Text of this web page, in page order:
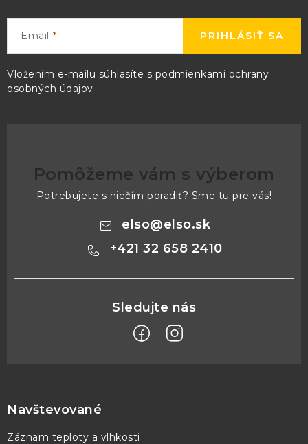
Email
Vložením e-mailu súhlasíte s podmienkami ochrany
osobných údajov
PRIHLÁSIŤ SA
Pomôžeme vám s výberom
Potrebujete s niečím poradiť? Sme tu pre vás!
elso@elso.sk
+421 32 658 2410
á
p
ä
Navštevované
Záznam teploty a vlhkosti